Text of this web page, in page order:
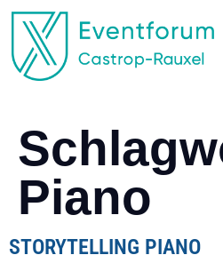
Piano
STORYTELLING PIANO